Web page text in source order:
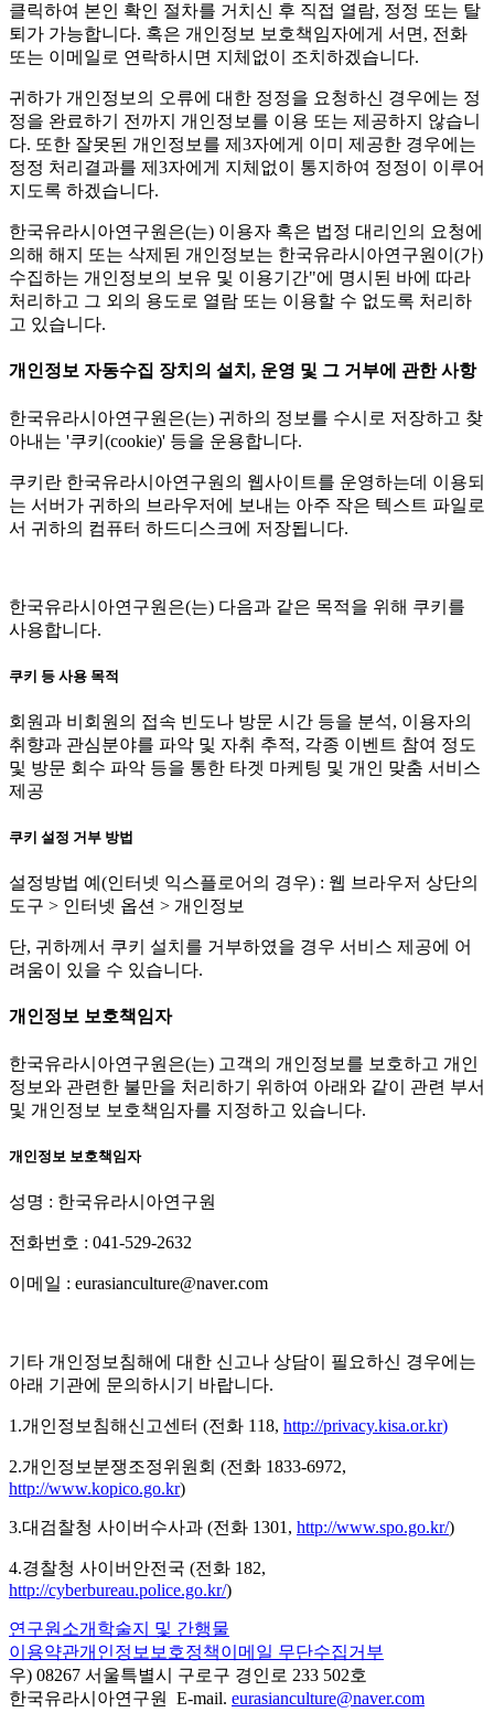
클릭하여 본인 확인 절차를 거치신 후 직접 열람, 정정 또는 탈
퇴가 가능합니다. 혹은 개인정보 보호책임자에게 서면, 전화
또는 이메일로 연락하시면 지체없이 조치하겠습니다.
귀하가 개인정보의 오류에 대한 정정을 요청하신 경우에는 정
정을 완료하기 전까지 개인정보를 이용 또는 제공하지 않습니
다. 또한 잘못된 개인정보를 제3자에게 이미 제공한 경우에는
정정 처리결과를 제3자에게 지체없이 통지하여 정정이 이루어
지도록 하겠습니다.
한국유라시아연구원은(는) 이용자 혹은 법정 대리인의 요청에
의해 해지 또는 삭제된 개인정보는 한국유라시아연구원이(가)
수집하는 개인정보의 보유 및 이용기간"에 명시된 바에 따라
처리하고 그 외의 용도로 열람 또는 이용할 수 없도록 처리하
고 있습니다.
개인정보 자동수집 장치의 설치, 운영 및 그 거부에 관한 사항
한국유라시아연구원은(는) 귀하의 정보를 수시로 저장하고 찾
아내는 '쿠키(cookie)' 등을 운용합니다.
쿠키란 한국유라시아연구원의 웹사이트를 운영하는데 이용되
는 서버가 귀하의 브라우저에 보내는 아주 작은 텍스트 파일로
서 귀하의 컴퓨터 하드디스크에 저장됩니다.
한국유라시아연구원은(는) 다음과 같은 목적을 위해 쿠키를
사용합니다.
쿠키 등 사용 목적
회원과 비회원의 접속 빈도나 방문 시간 등을 분석, 이용자의
취향과 관심분야를 파악 및 자취 추적, 각종 이벤트 참여 정도
및 방문 회수 파악 등을 통한 타겟 마케팅 및 개인 맞춤 서비스
제공
쿠키 설정 거부 방법
설정방법 예(인터넷 익스플로어의 경우) : 웹 브라우저 상단의
도구 > 인터넷 옵션 > 개인정보
단, 귀하께서 쿠키 설치를 거부하였을 경우 서비스 제공에 어
려움이 있을 수 있습니다.
개인정보 보호책임자
한국유라시아연구원은(는) 고객의 개인정보를 보호하고 개인
정보와 관련한 불만을 처리하기 위하여 아래와 같이 관련 부서
및 개인정보 보호책임자를 지정하고 있습니다.
개인정보 보호책임자
성명 : 한국유라시아연구원
전화번호 : 041-529-2632
이메일 : eurasianculture@naver.com
기타 개인정보침해에 대한 신고나 상담이 필요하신 경우에는
아래 기관에 문의하시기 바랍니다.
1.개인정보침해신고센터 (전화 118, http://privacy.kisa.or.kr)
2.개인정보분쟁조정위원회 (전화 1833-6972,
http://www.kopico.go.kr)
3.대검찰청 사이버수사과 (전화 1301, http://www.spo.go.kr/)
4.경찰청 사이버안전국 (전화 182,
http://cyberbureau.police.go.kr/)
연구원소개 학술지 및 간행물
이용약관개인정보보호정책이메일 무단수집거부
우) 08267 서울특별시 구로구 경인로 233 502호
한국유라시아연구원 E-mail. eurasianculture@naver.com